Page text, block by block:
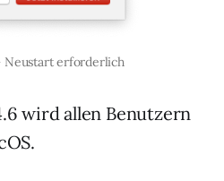
Neustart erforderlich
wird allen Benutzern